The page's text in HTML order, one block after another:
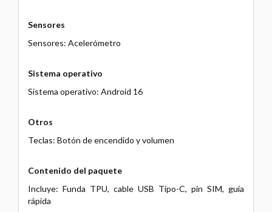
Sensores
Sensores: Acelerómetro
Sistema operativo
Sistema operativo: Android 16
Otros
Teclas: Botón de encendido y volumen
Contenido del paquete
Incluye: Funda TPU, cable USB Tipo-C, pin SIM, guía
rápida